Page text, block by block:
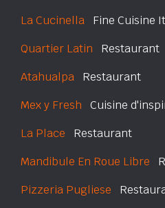
La Cucinella Fine Cuisine
Quartier Latin Restaurant
Atahualpa Restaurant
Mex y Fresh Cuisine
La Place Restaurant
Mandibule En Roue Libre
Pizzeria Pugliese